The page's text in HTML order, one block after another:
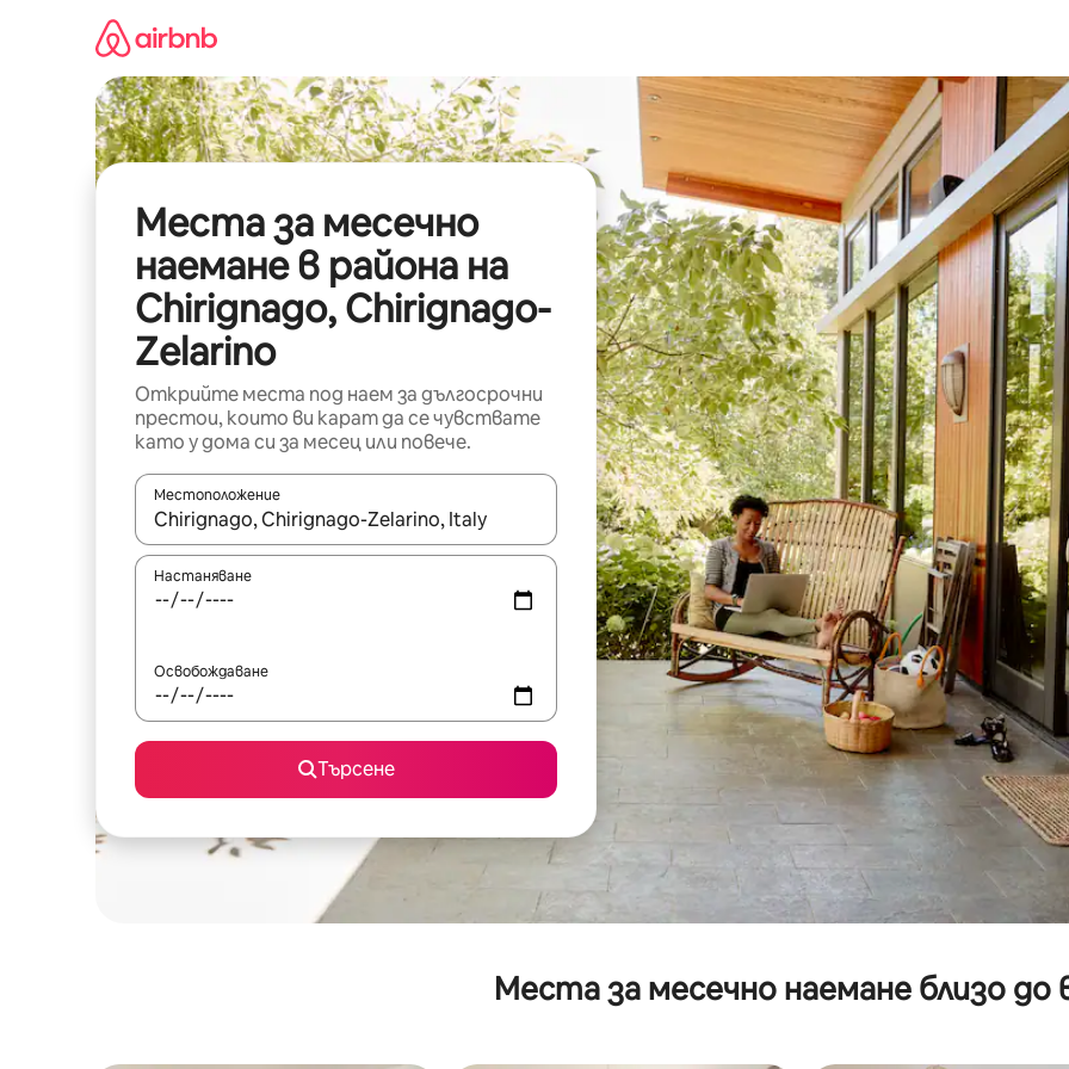
съдържанието
Места за месечно
наемане в района на
Chirignago, Chirignago-
Zelarino
Открийте места под наем за дългосрочни
престои, които ви карат да се чувствате
като у дома си за месец или повече.
Местоположение
Когато резултатите се покажат, използвайте клавишите със стрелки нагоре и надолу или навигирайте с
Настаняване
Освобождаване
Търсене
Места за месечно наемане близо до